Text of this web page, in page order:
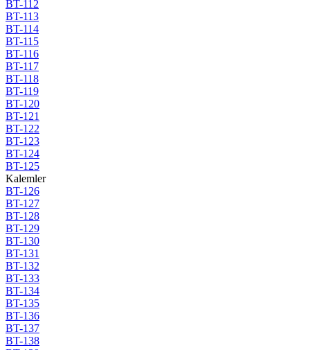
BT-112
BT-113
BT-114
BT-115
BT-116
BT-117
BT-118
BT-119
BT-120
BT-121
BT-122
BT-123
BT-124
BT-125
Kalemler
BT-126
BT-127
BT-128
BT-129
BT-130
BT-131
BT-132
BT-133
BT-134
BT-135
BT-136
BT-137
BT-138